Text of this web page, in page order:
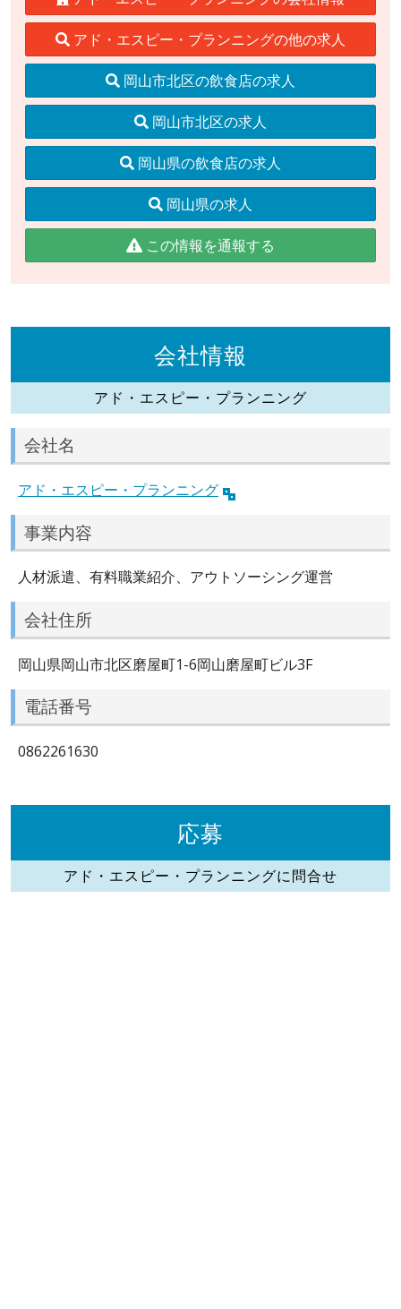
アド・エスピー・プランニングの他の求人
岡山市北区の飲食店の求人
岡山市北区の求人
岡山県の飲食店の求人
岡山県の求人
この情報を通報する
会社情報
アド・エスピー・プランニング
会社名
アド・エスピー・プランニング
事業内容
人材派遣、有料職業紹介、アウトソーシング運営
会社住所
岡山県岡山市北区磨屋町1-6岡山磨屋町ビル3F
電話番号
0862261630
応募
アド・エスピー・プランニングに問合せ